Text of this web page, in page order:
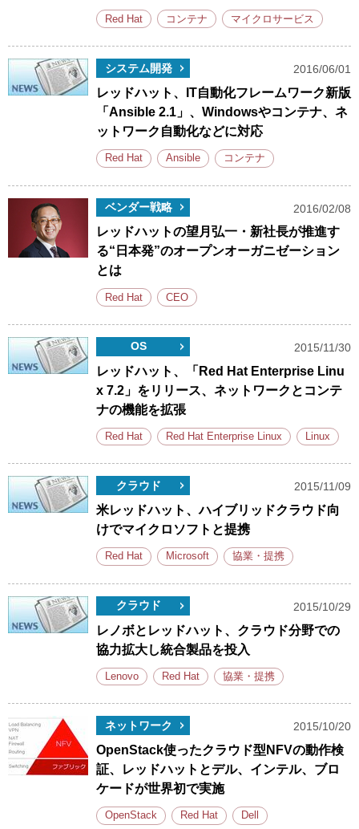
Red Hat コンテナ マイクロサービス
システム開発 2016/06/01
レッドハット、IT自動化フレームワーク新版
「Ansible 2.1」、Windowsやコンテナ、ネ
ットワーク自動化などに対応
Red Hat Ansible コンテナ
ベンダー戦略 2016/02/08
レッドハットの望月弘一・新社長が推進す
る“日本発”のオープンオーガニゼーション
とは
Red Hat CEO
OS 2015/11/30
レッドハット、「Red Hat Enterprise Linu
x 7.2」をリリース、ネットワークとコンテ
ナの機能を拡張
Red Hat Red Hat Enterprise Linux Linux
クラウド 2015/11/09
米レッドハット、ハイブリッドクラウド向
けでマイクロソフトと提携
Red Hat Microsoft 協業・提携
クラウド 2015/10/29
レノボとレッドハット、クラウド分野での
協力拡大し統合製品を投入
Lenovo Red Hat 協業・提携
ネットワーク 2015/10/20
OpenStack使ったクラウド型NFVの動作検
証、レッドハットとデル、インテル、ブロ
ケードが世界初で実施
OpenStack Red Hat Dell